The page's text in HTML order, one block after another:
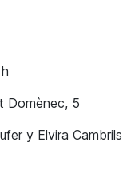
Domènec, 5
y Elvira